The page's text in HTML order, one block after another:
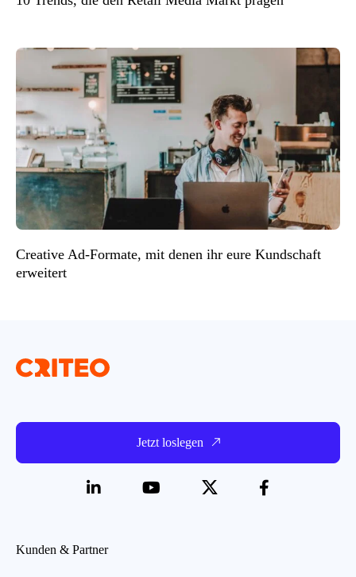
Creative Ad-Formate, mit denen ihr eure Kundschaft
erweitert
Jetzt loslegen
Kunden & Partner